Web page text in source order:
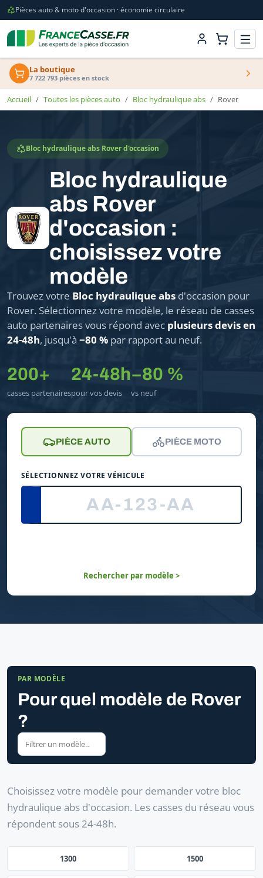
Pièces auto & moto d'occasion · économie circulaire
La boutique
7 722 793 pièces en stock
Accueil Toutes les pièces auto Bloc hydraulique abs Rover
Bloc hydraulique abs Rover d'occasion
Bloc hydraulique
abs Rover
d'occasion :
choisissez votre
modèle
Trouvez votre Bloc hydraulique abs d'occasion pour
Rover. Sélectionnez votre modèle, le réseau de casses
auto partenaires vous répond avec plusieurs devis en
24-48h, jusqu'à −80 % par rapport au neuf.
200+
casses partenaires
24-48h
pour vos devis
−80 %
vs neuf
PIÈCE AUTO PIÈCE MOTO
SÉLECTIONNEZ VOTRE VÉHICULE
Rechercher par modèle >
PAR MODÈLE
Pour quel modèle de Rover
?
Choisissez votre modèle pour demander votre bloc
hydraulique abs d'occasion. Les casses du réseau vous
répondent sous 24-48h.
1300 1500